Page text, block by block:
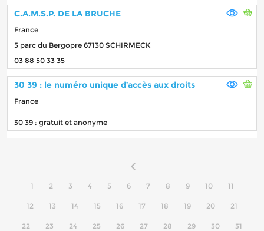
C.A.M.S.P. DE LA BRUCHE
France
5 parc du Bergopre 67130 SCHIRMECK
03 88 50 33 35
30 39 : le numéro unique d’accès aux droits
France
30 39 : gratuit et anonyme
1 2 3 4 5 6 7 8 9 10 11
12 13 14 15 16 17 18 19 20 21
22 23 24 25 26 27 28 29 30 31